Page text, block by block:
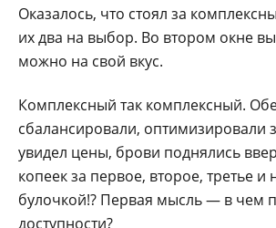
Оказалось, что стоял за
их два на выбор. Во втором окне
можно на свой вкус.
Комплексный так комплексный.
сбалансировали, оптимизировали
увидел цены, брови поднялись
копеек за первое, второе, третье и
булочкой!? Первая мысль — в чем
доступности?